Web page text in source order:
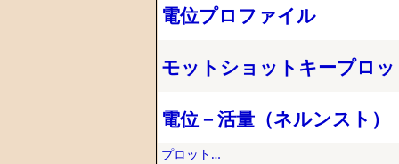
電位プロファイル
モットショットキープロ
電位－活量（ネルンスト）
プロット…